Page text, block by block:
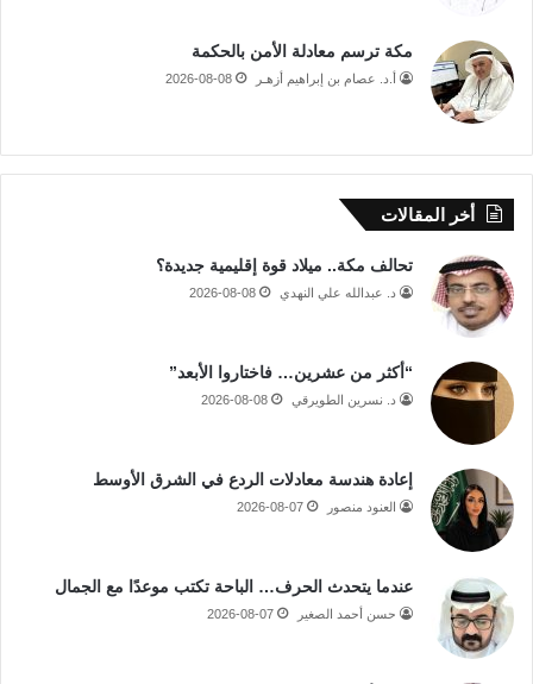
مكة ترسم معادلة الأمن بالحكمة
أ.د. عصام بن إبراهيم أزهـر 2026-08-08
أخر المقالات
تحالف مكة.. ميلاد قوة إقليمية جديدة؟
د. عبدالله علي النهدي 2026-08-08
“أكثر من عشرين… فاختاروا الأبعد”
د. نسرين الطويرقي 2026-08-08
إعادة هندسة معادلات الردع في الشرق الأوسط
العنود منصور 2026-08-07
عندما يتحدث الحرف… الباحة تكتب موعدًا مع الجمال
حسن أحمد الصغير 2026-08-07